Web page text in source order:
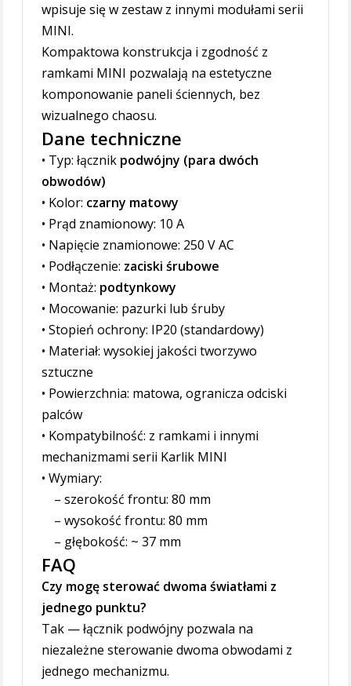
wpisuje się w zestaw z innymi modułami serii
MINI.
Kompaktowa konstrukcja i zgodność z
ramkami MINI pozwalają na estetyczne
komponowanie paneli ściennych, bez
wizualnego chaosu.
Dane techniczne
• Typ: łącznik podwójny (para dwóch
obwodów)
• Kolor: czarny matowy
• Prąd znamionowy: 10 A
• Napięcie znamionowe: 250 V AC
• Podłączenie: zaciski śrubowe
• Montaż: podtynkowy
• Mocowanie: pazurki lub śruby
• Stopień ochrony: IP20 (standardowy)
• Materiał: wysokiej jakości tworzywo
sztuczne
• Powierzchnia: matowa, ogranicza odciski
palców
• Kompatybilność: z ramkami i innymi
mechanizmami serii Karlik MINI
• Wymiary:
– szerokość frontu: 80 mm
– wysokość frontu: 80 mm
– głębokość: ~ 37 mm
FAQ
Czy mogę sterować dwoma światłami z
jednego punktu?
Tak — łącznik podwójny pozwala na
niezależne sterowanie dwoma obwodami z
jednego mechanizmu.